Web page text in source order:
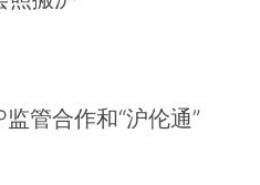
管合作和“沪伦通”